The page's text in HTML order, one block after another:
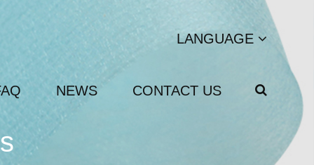
LANGUAGE
NEWS CONTACT US